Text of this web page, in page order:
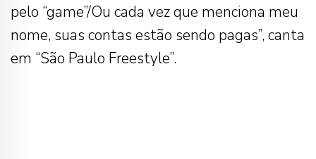
pelo “game”/Ou cada vez que menciona meu
nome, suas contas estão sendo pagas”, canta
em “São Paulo Freestyle”.